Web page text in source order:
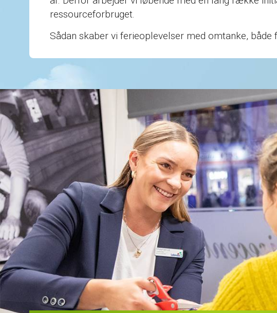
ressourceforbruget.
Sådan skaber vi ferieoplevelser med omtanke,